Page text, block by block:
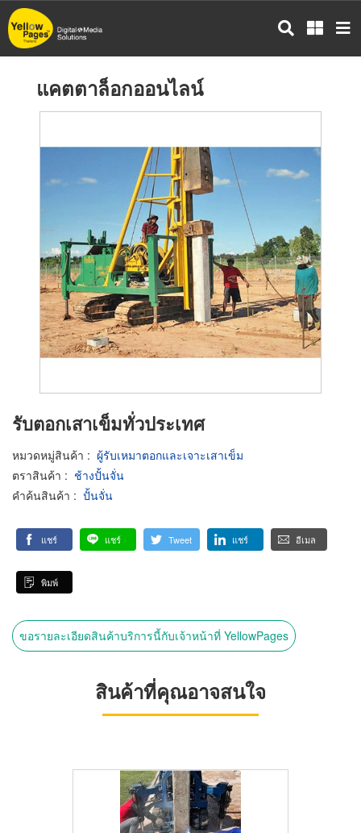
ข้าม
ไป
แคตตาล็อกออนไลน์
รับตอกเสาเข็มทั่วประเทศ
หมวดหมู่สินค้า : ผู้รับเหมาตอกและเจาะเสาเข็ม
ตราสินค้า : ช้างปั้นจั่น
คำค้นสินค้า : ปั้นจั่น
แชร์ แชร์ Tweet แชร์ อีเมล
พิมพ์
ขอรายละเอียดสินค้าบริการนี้กับเจ้าหน้าที่ YellowPages
สินค้าที่คุณอาจสนใจ